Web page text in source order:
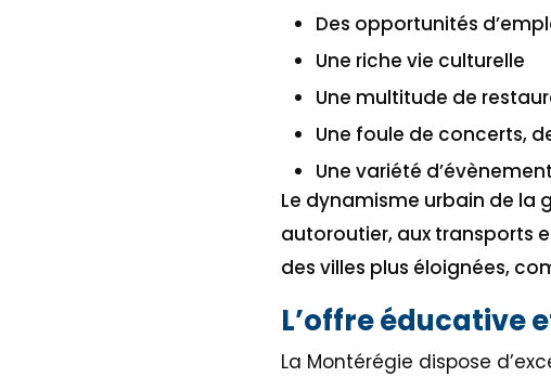
Des opportunités
Une riche vie culturelle
Une multitude de
Une foule de concerts,
Une variété
Le dynamisme urbain de la
autoroutier, aux transports
des villes plus éloignées,
L’offre éducative
La Montérégie dispose